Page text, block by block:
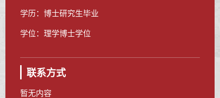
学历：博士研究生毕业
学位：理学博士学位
联系方式
暂无内容